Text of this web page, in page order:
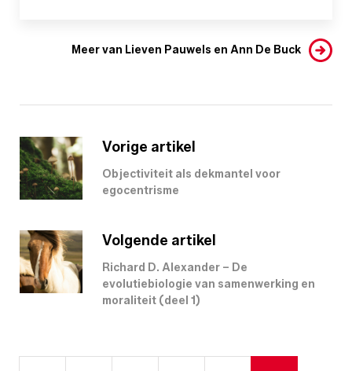
Meer van Lieven Pauwels en Ann De Buck
Vorige artikel
Objectiviteit als dekmantel voor
egocentrisme
Volgende artikel
Richard D. Alexander – De
evolutiebiologie van samenwerking en
moraliteit (deel 1)